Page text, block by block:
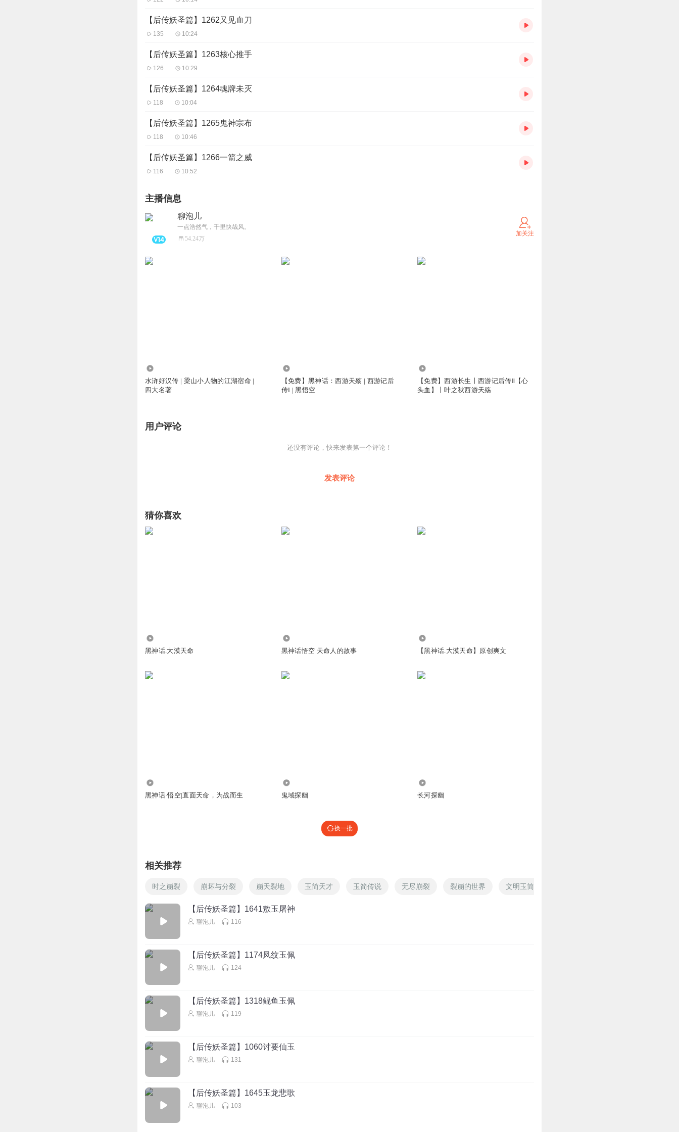
【后传妖圣篇】1262又见血刀
135 10:24
【后传妖圣篇】1263核心推手
126 10:29
【后传妖圣篇】1264魂牌未灭
118 10:04
【后传妖圣篇】1265鬼神宗布
118 10:46
【后传妖圣篇】1266一箭之威
116 10:52
主播信息
聊泡儿
一点浩然气，千里快哉风。
54.24万
加关注
水浒好汉传 | 梁山小人物的江湖宿命 |
四大名著
【免费】黑神话：西游天殇 | 西游记后
传Ⅰ | 黑悟空
【免费】西游长生丨西游记后传Ⅱ【心
头血】丨叶之秋西游天殇
用户评论
还没有评论，快来发表第一个评论！
发表评论
猜你喜欢
黑神话.大漠天命 黑神话悟空 天命人的故事 【黑神话.大漠天命】原创爽文
黑神话·悟空|直面天命，为战而生 鬼域探幽 长河探幽
换一批
相关推荐
时之崩裂 崩坏与分裂 崩天裂地 玉简天才 玉简传说 无尽崩裂 裂崩的世界 文明玉简
【后传妖圣篇】1641敖玉屠神
聊泡儿 116
【后传妖圣篇】1174凤纹玉佩
聊泡儿 124
【后传妖圣篇】1318鲲鱼玉佩
聊泡儿 119
【后传妖圣篇】1060讨要仙玉
聊泡儿 131
【后传妖圣篇】1645玉龙悲歌
聊泡儿 103